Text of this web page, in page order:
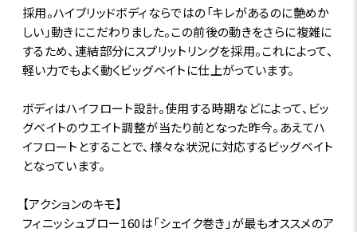
採用。ハイブリッドボディならではの「キレがあるのに艶めか
しい」動きにこだわりました。この前後の動きをさらに複雑に
するため、連結部分にスプリットリングを採用。これによって、
軽い力でもよく動くビッグベイトに仕上がっています。
ボディはハイフロート設計。使用する時期などによって、ビッ
グベイトのウエイト調整が当たり前となった昨今。あえてハ
イフロートとすることで、様々な状況に対応するビッグベイト
となっています。
【アクションのキモ】
フィニッシュブロー160は「シェイク巻き」が最もオススメのア